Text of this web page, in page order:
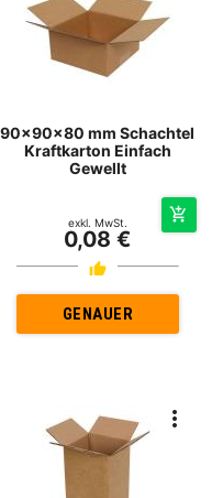
90x90x80 mm Schachtel
Kraftkarton Einfach
Gewellt
exkl. MwSt.
0,08 €
GENAUER